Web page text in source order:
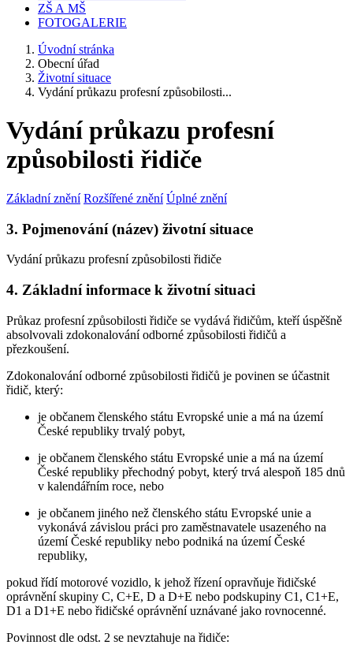
ZŠ A MŠ
FOTOGALERIE
Úvodní stránka
Obecní úřad
Životní situace
Vydání průkazu profesní způsobilosti...
Vydání průkazu profesní
způsobilosti řidiče
Základní znění Rozšířené znění Úplné znění
3. Pojmenování (název) životní situace
Vydání průkazu profesní způsobilosti řidiče
4. Základní informace k životní situaci
Průkaz profesní způsobilosti řidiče se vydává řidičům, kteří úspěšně
absolvovali zdokonalování odborné způsobilosti řidičů a
přezkoušení.
Zdokonalování odborné způsobilosti řidičů je povinen se účastnit
řidič, který:
je občanem členského státu Evropské unie a má na území
České republiky trvalý pobyt,
je občanem členského státu Evropské unie a má na území
České republiky přechodný pobyt, který trvá alespoň 185 dnů
v kalendářním roce, nebo
je občanem jiného než členského státu Evropské unie a
vykonává závislou práci pro zaměstnavatele usazeného na
území České republiky nebo podniká na území České
republiky,
pokud řídí motorové vozidlo, k jehož řízení opravňuje řidičské
oprávnění skupiny C, C+E, D a D+E nebo podskupiny C1, C1+E,
D1 a D1+E nebo řidičské oprávnění uznávané jako rovnocenné.
Povinnost dle odst. 2 se nevztahuje na řidiče: